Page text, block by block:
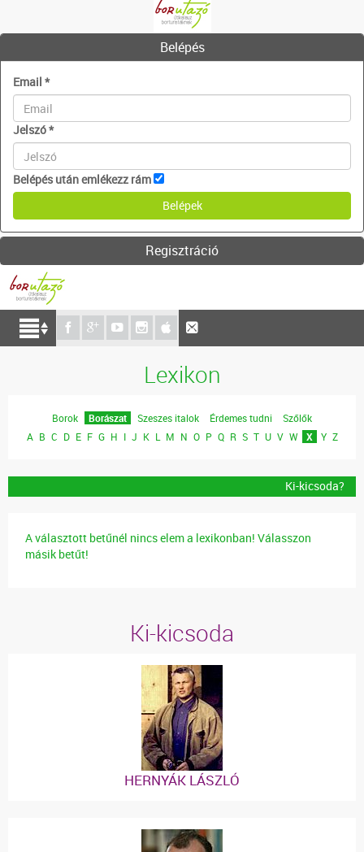
Belépés
Email *
Jelszó*
Belépés után emlékezz rám
Regisztráció
Lexikon
Borok Borászat Szeszes italok Érdemes tudni
Szőlők
A B C D E F G H I J K L M N O P Q R S T U V W X Y Z
Ki-kicsoda?
A választott betűnél nincs elem a lexikonban! Válasszon
másik betűt!
Ki-kicsoda
HERNYÁK LÁSZLÓ